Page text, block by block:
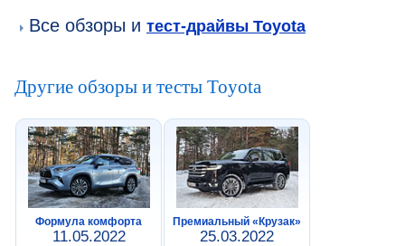
Все обзоры и тест-драйвы Toyota
Другие обзоры и тесты Toyota
Формула комфорта
11.05.2022
Премиальный «Крузак»
25.03.2022